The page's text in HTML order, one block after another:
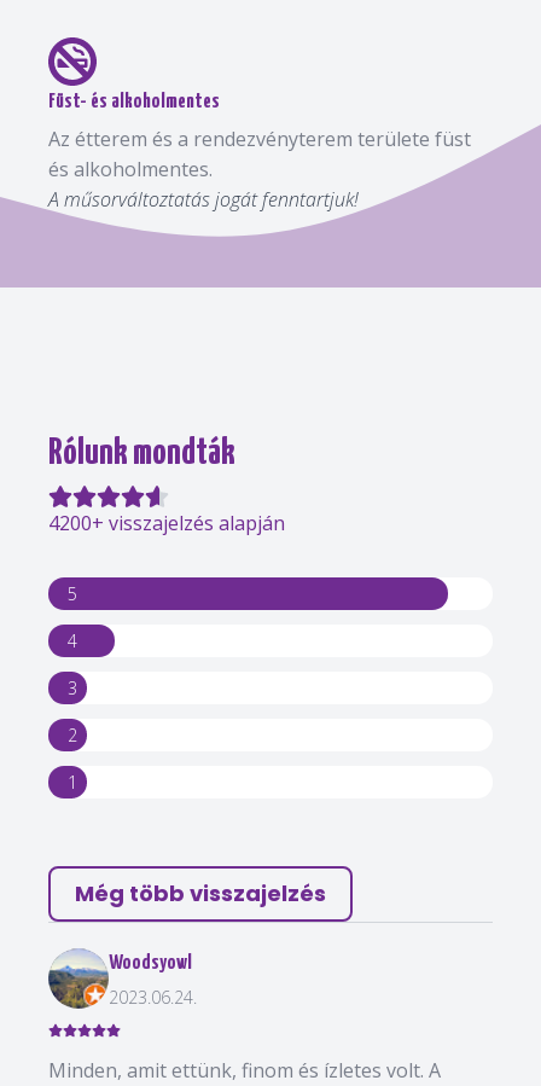
Füst- és alkoholmentes
Az étterem és a rendezvényterem területe füst
és alkoholmentes.
A műsorváltoztatás jogát fenntartjuk!
Rólunk mondták
4200+ visszajelzés alapján
5
4
3
2
1
Még több visszajelzés
Woodsyowl
2023.06.24.
Minden, amit ettünk, finom és ízletes volt. A